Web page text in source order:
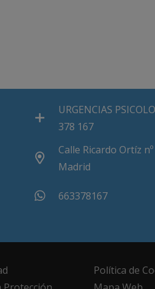
URGENCIAS
378 167
Calle Ricardo Ortíz
Madrid
663378167
Política de